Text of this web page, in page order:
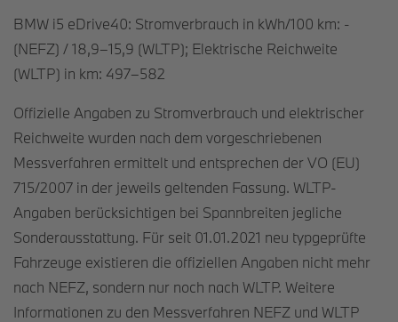
BMW i5 eDrive40: Stromverbrauch in kWh/100 km: -
(NEFZ) / 18,9–15,9 (WLTP); Elektrische Reichweite
(WLTP) in km: 497–582
Offizielle Angaben zu Stromverbrauch und elektrischer
Reichweite wurden nach dem vorgeschriebenen
Messverfahren ermittelt und entsprechen der VO (EU)
715/2007 in der jeweils geltenden Fassung. WLTP-
Angaben berücksichtigen bei Spannbreiten jegliche
Sonderausstattung. Für seit 01.01.2021 neu typgeprüfte
Fahrzeuge existieren die offiziellen Angaben nicht mehr
nach NEFZ, sondern nur noch nach WLTP. Weitere
Informationen zu den Messverfahren NEFZ und WLTP